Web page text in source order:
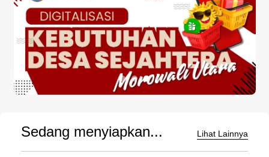
Sedang menyiapkan... Lihat Lainnya